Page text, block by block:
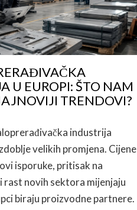
U EUROPI: ŠTO NAM
TRENDOVI?
industrija
velikih promjena. Cijene
isporuke, pritisak na
rast novih sektora mijenjaju
biraju proizvodne partnere.